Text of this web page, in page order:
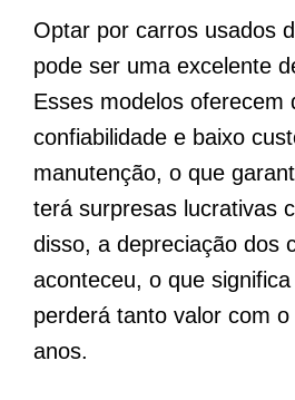
Optar por carros usados
pode ser uma excelente
Esses modelos oferecem
confiabilidade e baixo
manutenção, o que
terá surpresas lucrativas
disso, a depreciação dos
aconteceu, o que
perderá tanto valor com
anos.